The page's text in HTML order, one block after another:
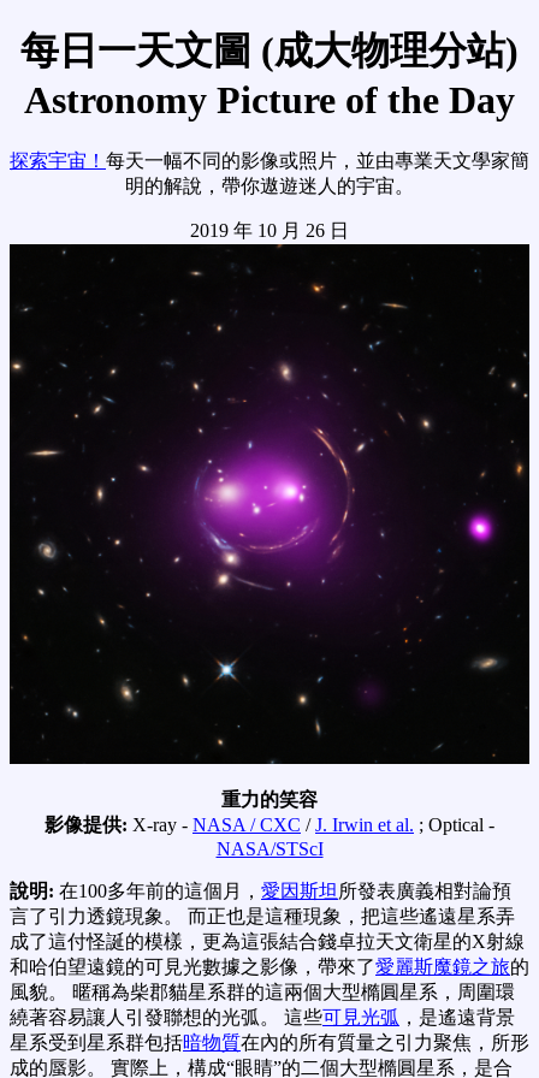
每日一天文圖 (成大物理分站)
Astronomy Picture of the Day
探索宇宙！ 每天一幅不同的影像或照片，並由專業天文學家簡
明的解說，帶你遨遊迷人的宇宙。
2019 年 10 月 26 日
重力的笑容
影像提供: X-ray - NASA / CXC /J. Irwin et al. ; Optical -
NASA/STScI
說明: 在100多年前的這個月， 愛因斯坦 所發表廣義相對論預
言了引力透鏡現象。 而正也是這種現象，把這些遙遠星系弄
成了這付怪誕的模樣，更為這張結合錢卓拉天文衛星的X射線
和哈伯望遠鏡的可見光數據之影像，帶來了愛麗斯魔鏡之旅的
風貌。 暱稱為柴郡貓星系群的這兩個大型橢圓星系，周圍環
繞著容易讓人引發聯想的光弧。 這些可見光弧 ，是遙遠背景
星系受到星系群包括暗物質在內的所有質量之引力聚焦，所形
成的蜃影。 實際上，構成“眼睛”的二個大型橢圓星系，是合